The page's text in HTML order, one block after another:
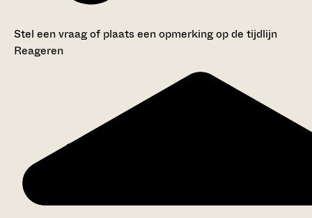
Stel een vraag of plaats een opmerking op de tijdlijn
Reageren